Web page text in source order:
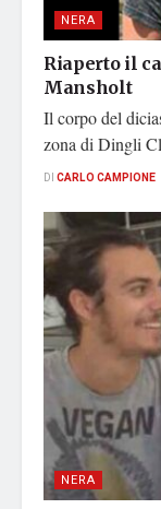
NERA
Riaperto il
Mansholt
Il corpo del
zona di Dingli
DI CARLO CAMPIONE
NERA